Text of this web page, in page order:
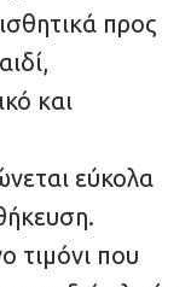
προς
και
εύκολα
τιμόνι που